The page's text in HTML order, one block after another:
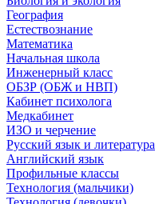
География
Естествознание
Математика
Начальная школа
Инженерный класс
ОБЗР (ОБЖ и НВП)
Кабинет психолога
Медкабинет
ИЗО и черчение
Русский язык и литература
Английский язык
Профильные классы
Технология (мальчики)